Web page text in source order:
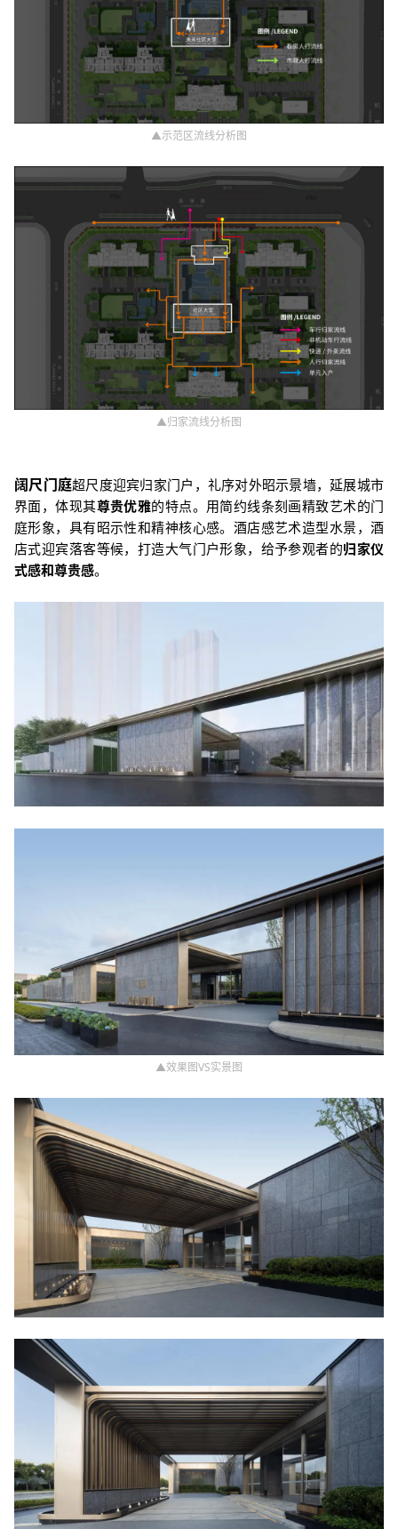
▲示范区流线分析图
▲归家流线分析图
阔尺门庭超尺度迎宾归家门户，礼序对外昭示景墙，延展城市
界面，体现其尊贵优雅的特点。用简约线条刻画精致艺术的门
庭形象，具有昭示性和精神核心感。酒店感艺术造型水景，酒
店式迎宾落客等候，打造大气门户形象，给予参观者的归家仪
式感和尊贵感。
▲效果图VS实景图